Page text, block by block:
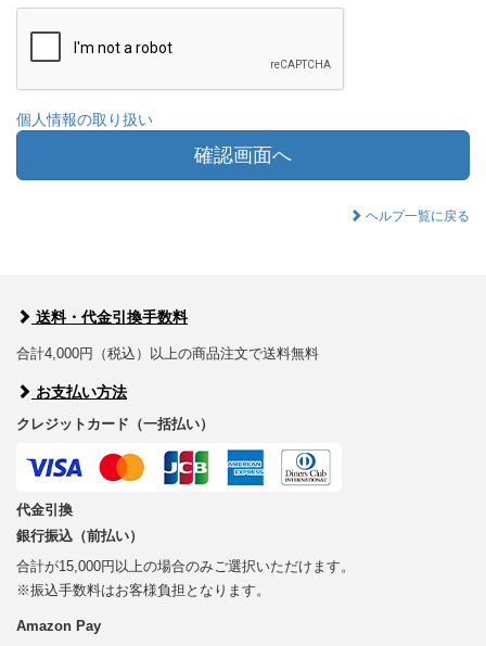
個人情報の取り扱い
確認画面へ
ヘルプ一覧に戻る
送料・代金引換手数料
合計4,000円（税込）以上の商品注文で送料無料
お支払い方法
クレジットカード（一括払い）
代金引換
銀行振込（前払い）
合計が15,000円以上の場合のみご選択いただけます。
※振込手数料はお客様負担となります。
Amazon Pay